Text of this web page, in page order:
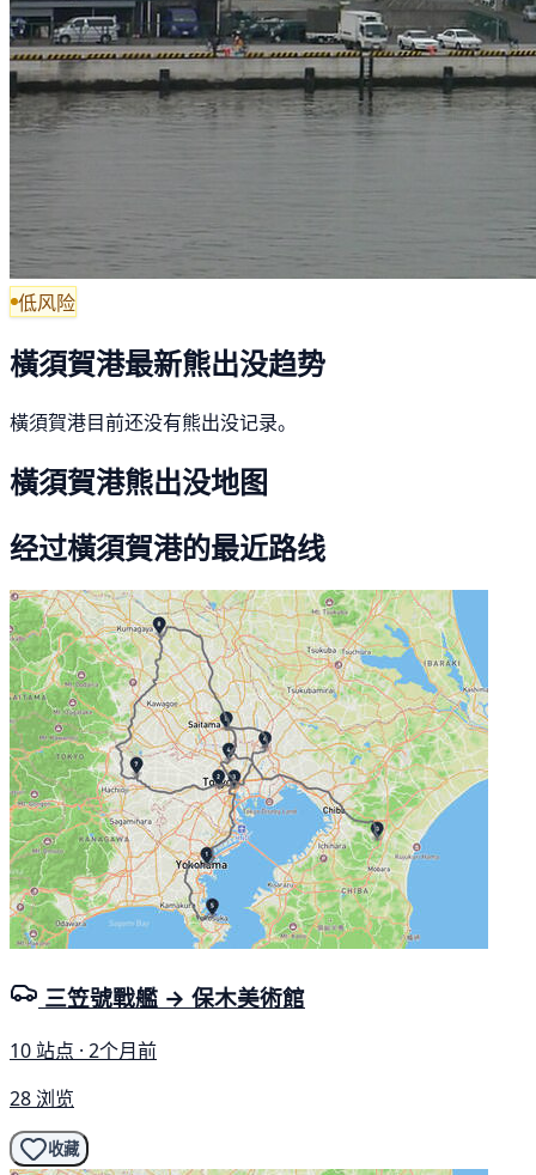
低风险
橫須賀港最新熊出没趋势
橫須賀港目前还没有熊出没记录。
橫須賀港熊出没地图
经过橫須賀港的最近路线
三笠號戰艦 → 保木美術館
10 站点 · 2个月前
28 浏览
收藏